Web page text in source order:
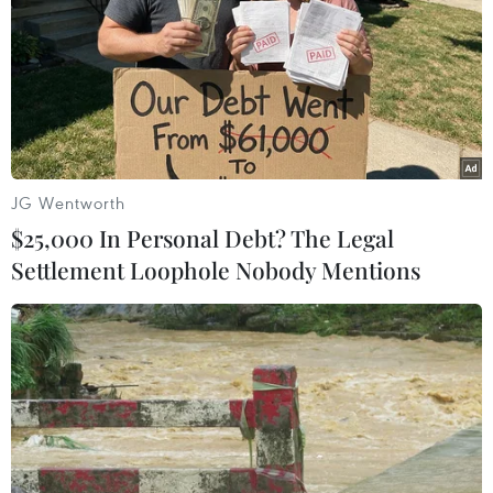
các khu vui chơi, giải trí, các trung tâm sinh
hoạt cộng đồng phục vụ nhân dân với tinh thần
vui tươi, lành mạnh, an toàn, tiết kiệm.
Các thuyền rồng tham gia Lễ hội truyền thống Thánh Quý Minh
đại vương tại Ninh Bình. (Ảnh: Đạt Vũ/Vietnam+)
JG Wentworth
$25,000 In Personal Debt? The Legal
Settlement Loophole Nobody Mentions